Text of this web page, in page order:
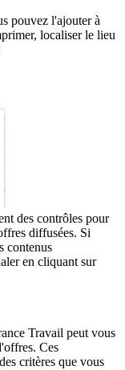
pouvez l'ajouter à
localiser le lieu
des contrôles pour
diffusées. Si
contenus
en cliquant sur
Travail peut vous
Ces
critères que vous